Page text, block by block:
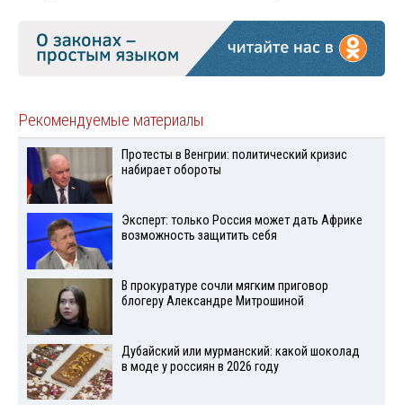
Рекомендуемые материалы
Протесты в Венгрии: политический кризис
набирает обороты
Эксперт: только Россия может дать Африке
возможность защитить себя
В прокуратуре сочли мягким приговор
блогеру Александре Митрошиной
Дубайский или мурманский: какой шоколад
в моде у россиян в 2026 году